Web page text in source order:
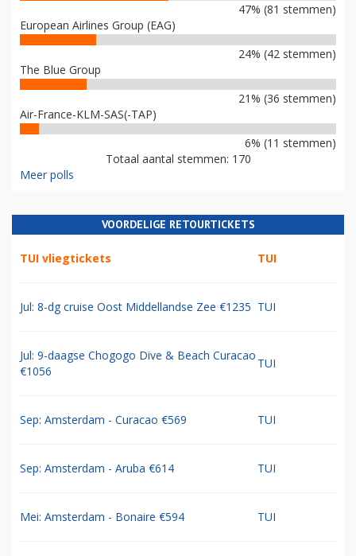
47% (81 stemmen)
European Airlines Group (EAG)
24% (42 stemmen)
The Blue Group
21% (36 stemmen)
Air-France-KLM-SAS(-TAP)
6% (11 stemmen)
Totaal aantal stemmen: 170
Meer polls
VOORDELIGE RETOURTICKETS
TUI vliegtickets TUI
Jul: 8-dg cruise Oost Middellandse Zee €1235 TUI
Jul: 9-daagse Chogogo Dive & Beach Curacao
€1056
TUI
Sep: Amsterdam - Curacao €569 TUI
Sep: Amsterdam - Aruba €614 TUI
Mei: Amsterdam - Bonaire €594 TUI